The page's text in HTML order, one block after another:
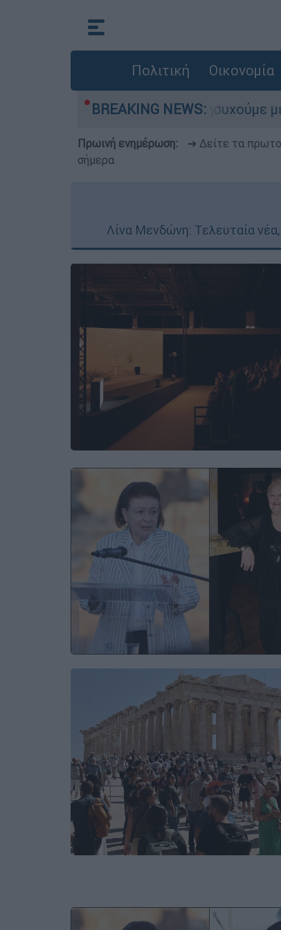
Πολιτική Οικονομία
BREAKING NEWS:
Πρέπει να ανησυχούμε μετά τη
Πρωινή ενημέρωση: ➔ Δείτε τα
σήμερα
Λίνα Μενδώνη: Τελευταία νέα,